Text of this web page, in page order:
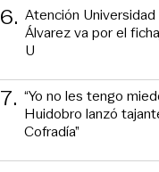
6. Atención
Álvarez va por el
U
7. “Yo no les tengo
Huidobro lanzó
Cofradía”